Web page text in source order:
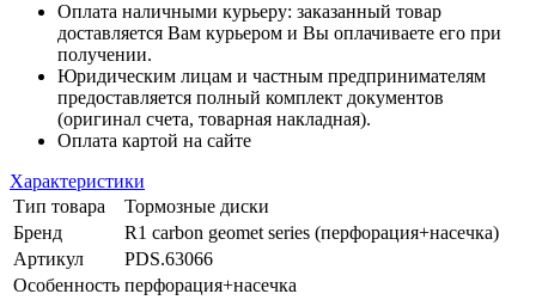
Оплата наличными курьеру: заказанный товар
доставляется Вам курьером и Вы оплачиваете его при
получении.
Юридическим лицам и частным предпринимателям
предоставляется полный комплект документов
(оригинал счета, товарная накладная).
Оплата картой на сайте
Характеристики
Тип товара
Тормозные диски
Бренд
R1 carbon geomet series (перфорация+насечка)
Артикул
PDS.63066
Особенность перфорация+насечка